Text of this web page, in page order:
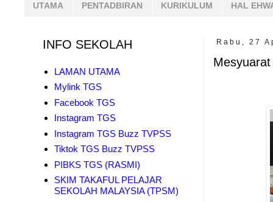
UTAMA PENTADBIRAN KURIKULUM HAL
Rabu, 27
INFO SEKOLAH
LAMAN UTAMA
Mylink TGS
Facebook TGS
Instagram TGS
Instagram TGS Buzz TVPSS
Tiktok TGS Buzz TVPSS
PIBKS TGS (RASMI)
SKIM TAKAFUL PELAJAR
SEKOLAH MALAYSIA (TPSM)